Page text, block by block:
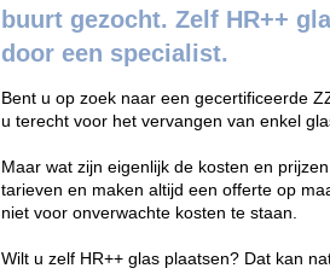
buurt gezocht. Zelf HR++
door een specialist.
Bent u op zoek naar een gecertificeerde
u terecht voor het vervangen van enkel
Maar wat zijn eigenlijk de kosten en
tarieven en maken altijd een offerte op
niet voor onverwachte kosten te staan.
Wilt u zelf HR++ glas plaatsen? Dat kan